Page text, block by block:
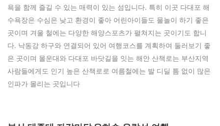
욕을 함께 즐길 수 있는 매력이 있는 섬입니다. 특히 이곳 다대포 해
수욕장은 수심은 낮고 환경이 좋아 어린아이들도 물놀이 하기 좋은
곳이며 겨울 철에는 다양한 해양스포츠가 펼쳐지는 곳이기도 합니
다. 낙동강 하구와 연결되어 있어 여행코스를 계획하여 둘러보기 좋
은 곳이며 몰운대와 다대포 바닷길을 잇는 해안 산책로는 부산지역
사람들에게도 인기 높은 산책로로 여름철에는 발 디딜 틈 없이 많은
인파가 몰리는 곳입니다